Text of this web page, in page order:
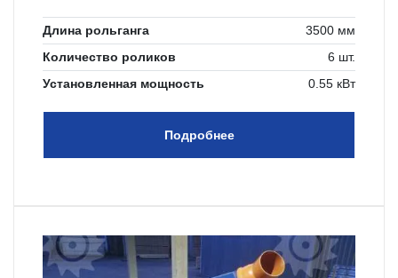
Длина рольганга
3500 мм
Количество роликов
6 шт.
Установленная мощность
0.55 кВт
Подробнее